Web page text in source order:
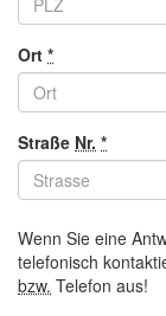
Ort *
Straße Nr. *
Wenn Sie eine
telefonisch
bzw. Telefon aus!